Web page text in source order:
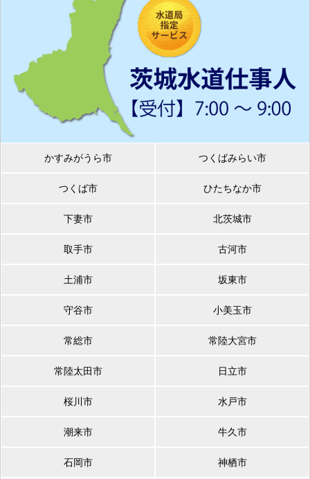
かすみがうら市 つくばみらい市
つくば市 ひたちなか市
下妻市 北茨城市
取手市 古河市
土浦市 坂東市
守谷市 小美玉市
常総市 常陸大宮市
常陸太田市 日立市
桜川市 水戸市
潮来市 牛久市
石岡市 神栖市